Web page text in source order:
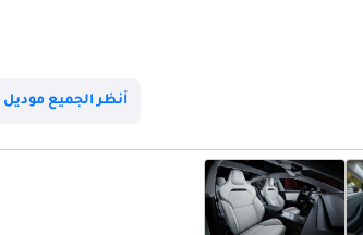
أنظر الجميع موديل 3 صور